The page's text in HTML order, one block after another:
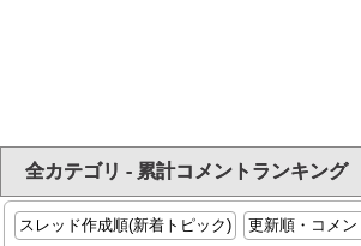
全カテゴリ - 累計コメントランキング
スレッド作成順(新着トピック)
更新順・コメン